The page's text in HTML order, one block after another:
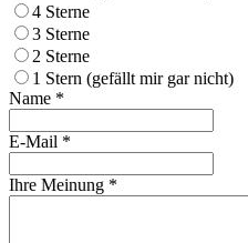
4 Sterne
3 Sterne
2 Sterne
1 Stern (gefällt mir gar nicht)
Name *
E-Mail *
Ihre Meinung *